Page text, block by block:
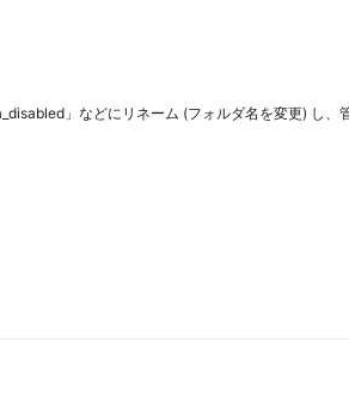
」などにリネーム (フォルダ名を変更) し、